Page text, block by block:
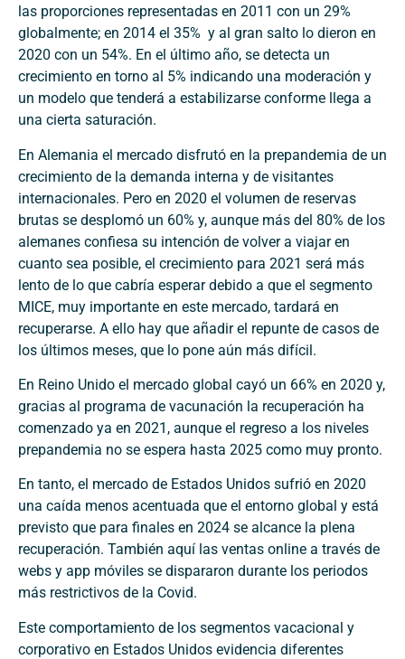
las proporciones representadas en 2011 con un 29%
globalmente; en 2014 el 35% y al gran salto lo dieron en
2020 con un 54%. En el último año, se detecta un
crecimiento en torno al 5% indicando una moderación y
un modelo que tenderá a estabilizarse conforme llega a
una cierta saturación.
En Alemania el mercado disfrutó en la prepandemia de un
crecimiento de la demanda interna y de visitantes
internacionales. Pero en 2020 el volumen de reservas
brutas se desplomó un 60% y, aunque más del 80% de los
alemanes confiesa su intención de volver a viajar en
cuanto sea posible, el crecimiento para 2021 será más
lento de lo que cabría esperar debido a que el segmento
MICE, muy importante en este mercado, tardará en
recuperarse. A ello hay que añadir el repunte de casos de
los últimos meses, que lo pone aún más difícil.
En Reino Unido el mercado global cayó un 66% en 2020 y,
gracias al programa de vacunación la recuperación ha
comenzado ya en 2021, aunque el regreso a los niveles
prepandemia no se espera hasta 2025 como muy pronto.
En tanto, el mercado de Estados Unidos sufrió en 2020
una caída menos acentuada que el entorno global y está
previsto que para finales en 2024 se alcance la plena
recuperación. También aquí las ventas online a través de
webs y app móviles se dispararon durante los periodos
más restrictivos de la Covid.
Este comportamiento de los segmentos vacacional y
corporativo en Estados Unidos evidencia diferentes